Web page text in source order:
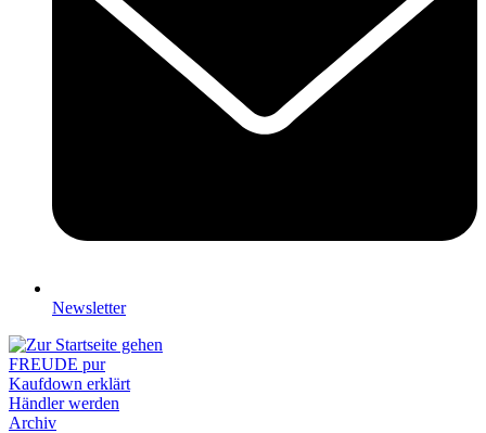
Newsletter
FREUDE pur
Kaufdown erklärt
Händler werden
Archiv